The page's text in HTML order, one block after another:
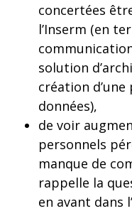
concertées
l’Inserm (en
solution
création
données),
de voir
personnels
manque de
rappelle la
en avant dans